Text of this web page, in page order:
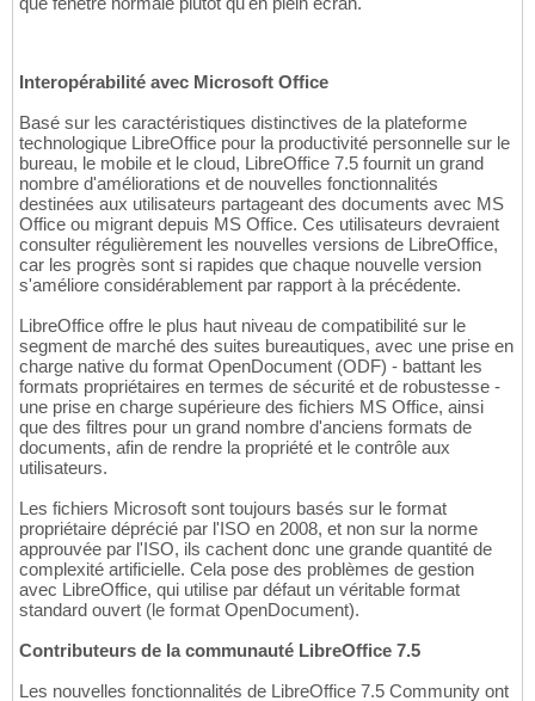
Interopérabilité avec Microsoft Office
Basé sur les caractéristiques distinctives de la plateforme
technologique LibreOffice pour la productivité personnelle sur le
bureau, le mobile et le cloud, LibreOffice 7.5 fournit un grand
nombre d'améliorations et de nouvelles fonctionnalités
destinées aux utilisateurs partageant des documents avec MS
Office ou migrant depuis MS Office. Ces utilisateurs devraient
consulter régulièrement les nouvelles versions de LibreOffice,
car les progrès sont si rapides que chaque nouvelle version
s'améliore considérablement par rapport à la précédente.
LibreOffice offre le plus haut niveau de compatibilité sur le
segment de marché des suites bureautiques, avec une prise en
charge native du format OpenDocument (ODF) - battant les
formats propriétaires en termes de sécurité et de robustesse -
une prise en charge supérieure des fichiers MS Office, ainsi
que des filtres pour un grand nombre d'anciens formats de
documents, afin de rendre la propriété et le contrôle aux
utilisateurs.
Les fichiers Microsoft sont toujours basés sur le format
propriétaire déprécié par l'ISO en 2008, et non sur la norme
approuvée par l'ISO, ils cachent donc une grande quantité de
complexité artificielle. Cela pose des problèmes de gestion
avec LibreOffice, qui utilise par défaut un véritable format
standard ouvert (le format OpenDocument).
Contributeurs de la communauté LibreOffice 7.5
Les nouvelles fonctionnalités de LibreOffice 7.5 Community ont